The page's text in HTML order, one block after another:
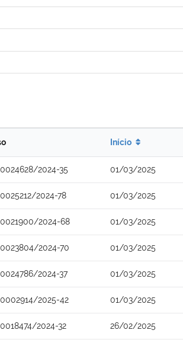
Início
2024-35 01/03/2025
2024-78 01/03/2025
2024-68 01/03/2025
2024-70 01/03/2025
2024-37 01/03/2025
2025-42 01/03/2025
2024-32 26/02/2025